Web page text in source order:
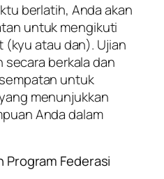
berlatih, Anda akan
untuk mengikuti
(kyu atau dan). Ujian
secara berkala dan
untuk
menunjukkan
Anda dalam
Program Federasi